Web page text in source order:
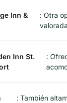
Inn &
: Otra
Inn St.
:
: También